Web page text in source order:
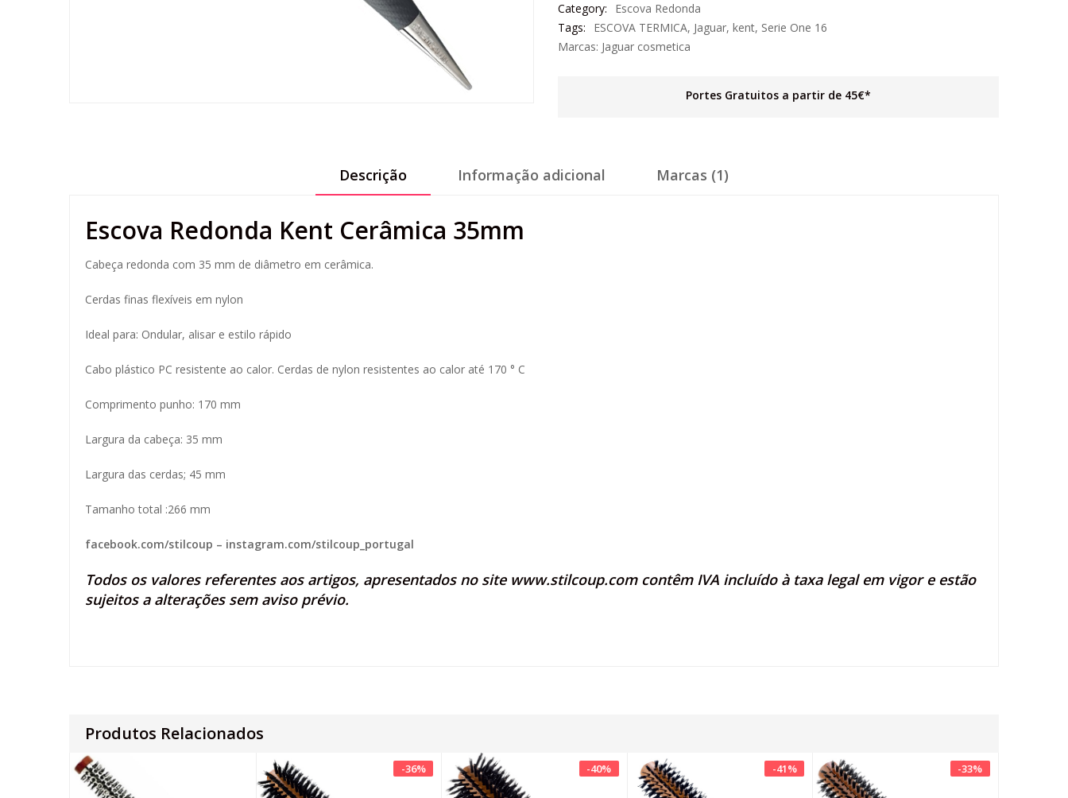
Category:
Escova Redonda
Tags:
ESCOVA TERMICA, Jaguar, kent, Serie One 16
Marcas: Jaguar cosmetica
Portes Gratuitos a partir de 45€*
Descrição Informação adicional Marcas (1)
Escova Redonda Kent Cerâmica 35mm
Cabeça redonda com 35 mm de diâmetro em cerâmica.
Cerdas finas flexíveis em nylon
Ideal para: Ondular, alisar e estilo rápido
Cabo plástico PC resistente ao calor. Cerdas de nylon resistentes ao calor até 170 ° C
Comprimento punho: 170 mm
Largura da cabeça: 35 mm
Largura das cerdas; 45 mm
Tamanho total :266 mm
facebook.com/stilcoup – instagram.com/stilcoup_portugal
Todos os valores referentes aos artigos, apresentados no site www.stilcoup.comcontêm IVA incluído à taxa legal em vigor e estão
sujeitos a alterações sem aviso prévio.
Produtos Relacionados
-36% -40% -41% -33%